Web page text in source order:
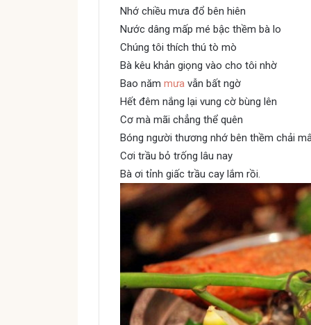
Nhớ chiều mưa đổ bên hiên
Nước dâng mấp mé bậc thềm bà lo
Chúng tôi thích thú tò mò
Bà kêu khản giọng vào cho tôi nhờ
Bao năm mưa vẫn bất ngờ
Hết đêm nắng lại vung cờ bùng lên
Cơ mà mãi chẳng thể quên
Bóng người thương nhớ bên thềm chải
Cơi trầu bỏ trống lâu nay
Bà ơi tỉnh giấc trầu cay lắm rồi.